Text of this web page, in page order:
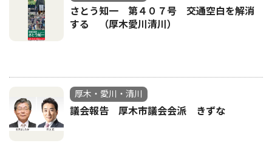
さとう知一 第４０７号 交通空白を解消
する （厚木愛川清川）
厚木・愛川・清川
議会報告 厚木市議会会派 きずな